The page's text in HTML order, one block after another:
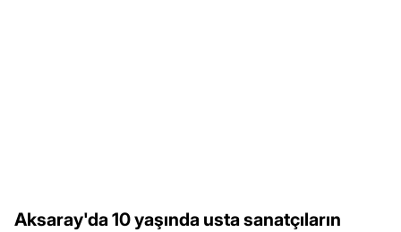
Aksaray'da 10 yaşında usta sanatçıların